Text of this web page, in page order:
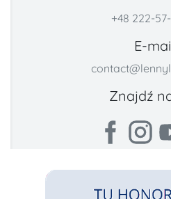
+48 222-
E-
Znajdź